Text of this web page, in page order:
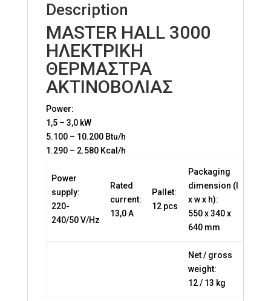
Description
MASTER HALL 3000
ΗΛΕΚΤΡΙΚΗ
ΘΕΡΜΑΣΤΡΑ
ΑΚΤΙΝΟΒΟΛΙΑΣ
Power:
1,5 – 3,0 kW
5.100 – 10.200 Btu/h
1.290 – 2.580 Kcal/h
Power
supply:
220-
240/50 V/Hz
Rated
current:
13,0 A
Pallet:
12 pcs
Packaging
dimension (l
x w x h):
550 x 340 x
640 mm
Net / gross
weight:
12 / 13 kg